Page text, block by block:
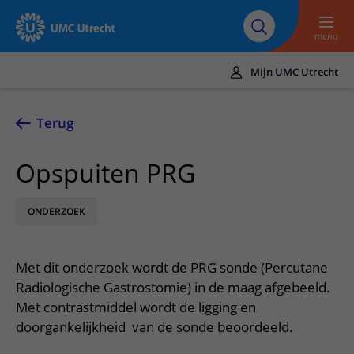
Naar hoofdinhoud
Over UMC
Utrecht
Research
Werken bij het UMC
Utrecht
menu
UMC Utrecht
Zorg en behandeling
Ziekten en aandoeningen
Poliklinieken
Verpleegafdelingen
Onze zorgverleners
Afspraak en opname
Bezoek aan de polikliniek
Opname in het ziekenhuis
Voorbereiding op uw afspraak
Op bezoek in het UMC Utrecht
Apotheek
Winkels en restaurants
Contact en route
Spoed
Verwijzers
Mijn UMC Utrecht
Terug
Opspuiten PRG
ONDERZOEK
Met dit onderzoek wordt de PRG sonde (Percutane
Radiologische Gastrostomie) in de maag afgebeeld.
Met contrastmiddel wordt de ligging en
doorgankelijkheid van de sonde beoordeeld.